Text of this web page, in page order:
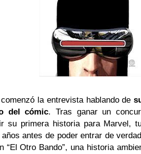
la entrevista hablando de
del cómic. Tras ganar un
su primera historia para Marvel,
antes de poder entrar de
“El Otro Bando”, una historia